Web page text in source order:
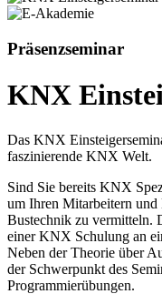
Präsenzseminar
KNX
Das KNX
faszinierende KNX Welt.
Sind Sie bereits KNX
um Ihren Mitarbeitern
Bustechnik zu vermitteln.
einer KNX Schulung an
Neben der Theorie über
der Schwerpunkt des
Programmierübungen.